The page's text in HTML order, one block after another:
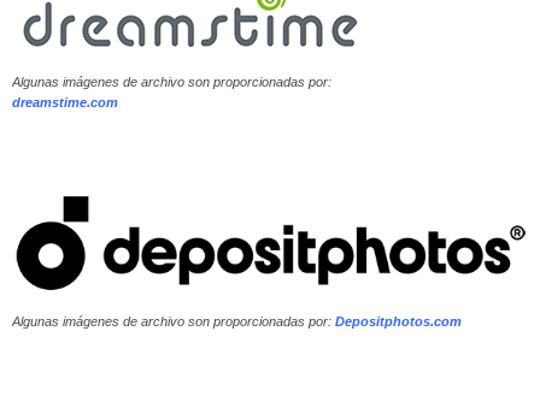
Algunas imágenes de archivo son proporcionadas por:
dreamstime.com
Algunas imágenes de archivo son proporcionadas por: Depositphotos.com